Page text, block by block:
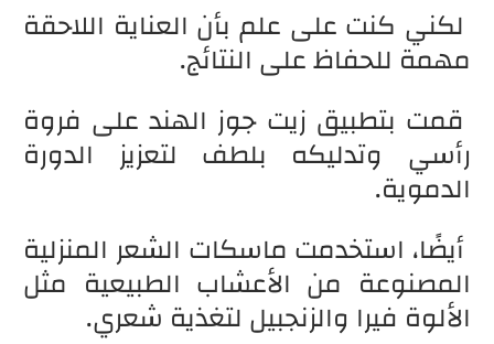
لكني كنت على علم بأن العناية اللاحقة
مهمة للحفاظ على النتائج.
قمت بتطبيق زيت جوز الهند على فروة
رأسي وتدليكه بلطف لتعزيز الدورة
الدموية.
أيضًا، استخدمت ماسكات الشعر المنزلية
المصنوعة من الأعشاب الطبيعية مثل
الألوة فيرا والزنجبيل لتغذية شعري.